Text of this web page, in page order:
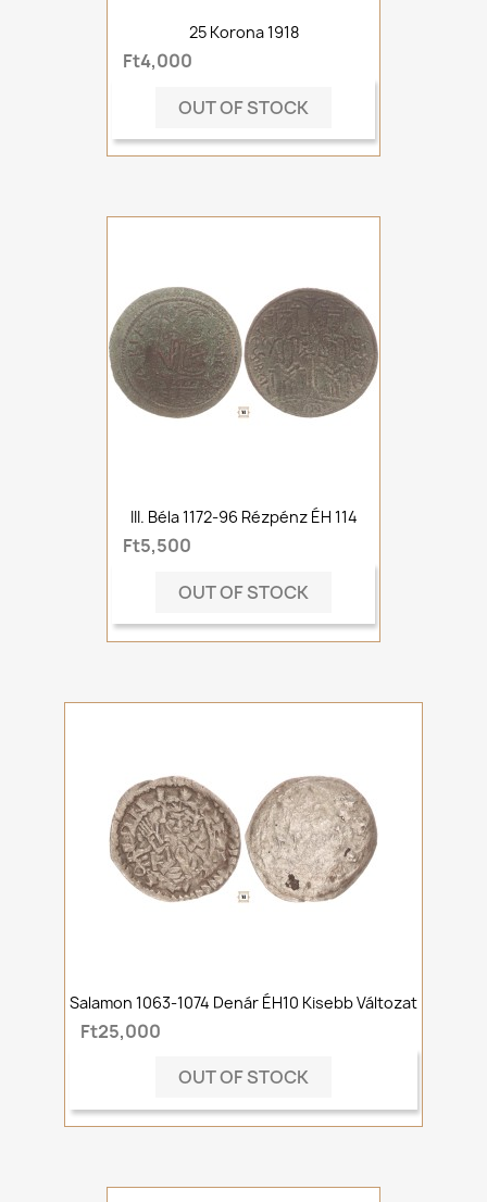
25 Korona 1918
Ft4,000
OUT OF STOCK
III. Béla 1172-96 Rézpénz ÉH 114
Ft5,500
OUT OF STOCK
Salamon 1063-1074 Denár ÉH10 Kisebb Változat
Ft25,000
OUT OF STOCK